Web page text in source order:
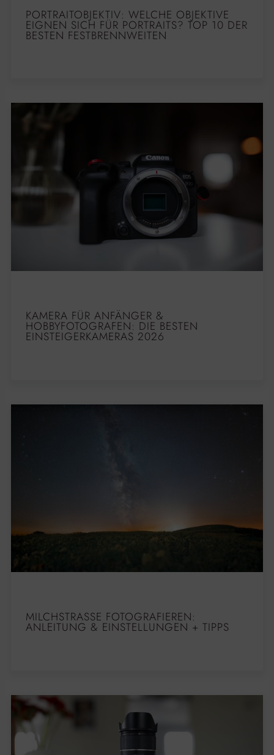
PORTRAITOBJEKTIV: WELCHE OBJEKTIVE
EIGNEN SICH FÜR PORTRAITS? TOP 10 DER
BESTEN FESTBRENNWEITEN
KAMERA FÜR ANFÄNGER &
HOBBYFOTOGRAFEN: DIE BESTEN
EINSTEIGERKAMERAS 2026
MILCHSTRASSE FOTOGRAFIEREN: A
NLEITUNG & EINSTELLUNGEN + TIPPS